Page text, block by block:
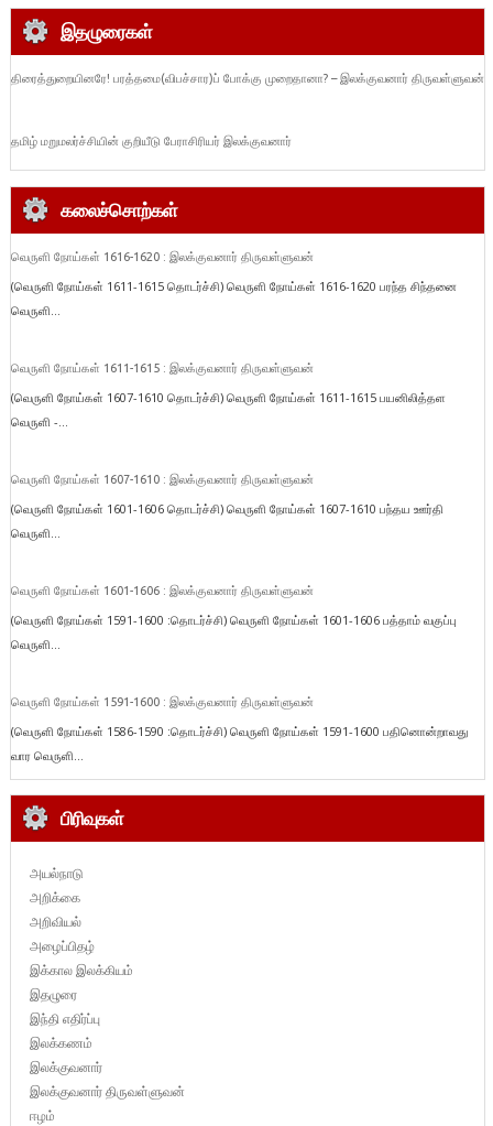
இதழுரைகள்
திரைத்துறையினரே! பரத்தமை(விபச்சார)ப் போக்கு முறைதானா? – இலக்குவனார் திருவள்ளுவன்
தமிழ் மறுமலர்ச்சியின் குறியீடு பேராசிரியர் இலக்குவனார்
கலைச்சொற்கள்
வெருளி நோய்கள் 1616-1620 : இலக்குவனார் திருவள்ளுவன்
(வெருளி நோய்கள் 1611-1615 தொடர்ச்சி) வெருளி நோய்கள் 1616-1620 பரந்த சிந்தனை
வெருளி...
வெருளி நோய்கள் 1611-1615 : இலக்குவனார் திருவள்ளுவன்
(வெருளி நோய்கள் 1607-1610 தொடர்ச்சி) வெருளி நோய்கள் 1611-1615 பயனிலித்தள
வெருளி -...
வெருளி நோய்கள் 1607-1610 : இலக்குவனார் திருவள்ளுவன்
(வெருளி நோய்கள் 1601-1606 தொடர்ச்சி) வெருளி நோய்கள் 1607-1610 பந்தய ஊர்தி
வெருளி...
வெருளி நோய்கள் 1601-1606 : இலக்குவனார் திருவள்ளுவன்
(வெருளி நோய்கள் 1591-1600 :தொடர்ச்சி) வெருளி நோய்கள் 1601-1606 பத்தாம் வகுப்பு
வெருளி...
வெருளி நோய்கள் 1591-1600 : இலக்குவனார் திருவள்ளுவன்
(வெருளி நோய்கள் 1586-1590 :தொடர்ச்சி) வெருளி நோய்கள் 1591-1600 பதினொன்றாவது
வார வெருளி...
பிரிவுகள்
அயல்நாடு
அறிக்கை
அறிவியல்
அழைப்பிதழ்
இக்கால இலக்கியம்
இதழுரை
இந்தி எதிர்ப்பு
இலக்கணம்
இலக்குவனார்
இலக்குவனார் திருவள்ளுவன்
ஈழம்